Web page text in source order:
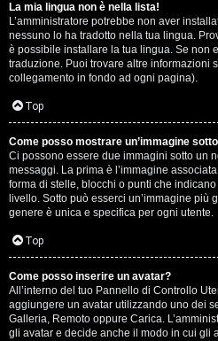
La mia lingua non è nella lista!
L’amministratore potrebbe non aver
nessuno lo ha tradotto nella tua lingua.
è possibile installare la tua lingua. Se non
traduzione. Puoi trovare altre informazioni
collegamento in fondo ad ogni pagina).
Top
Come posso mostrare un’immagine
Ci possono essere due immagini sotto un
messaggi. La prima è l’immagine
forma di stelle, blocchi o punti che
livello. Sotto può esserci un’immagine più
genere è unica e specifica per ogni utente.
Top
Come posso inserire un avatar?
All’interno del tuo Pannello di Controllo
aggiungere un avatar utilizzando uno dei
Galleria, Remoto oppure Carica.
gli avatar e decide anche il modo in cui gli
r
e
:
G
i
g
i
D
’
A
g